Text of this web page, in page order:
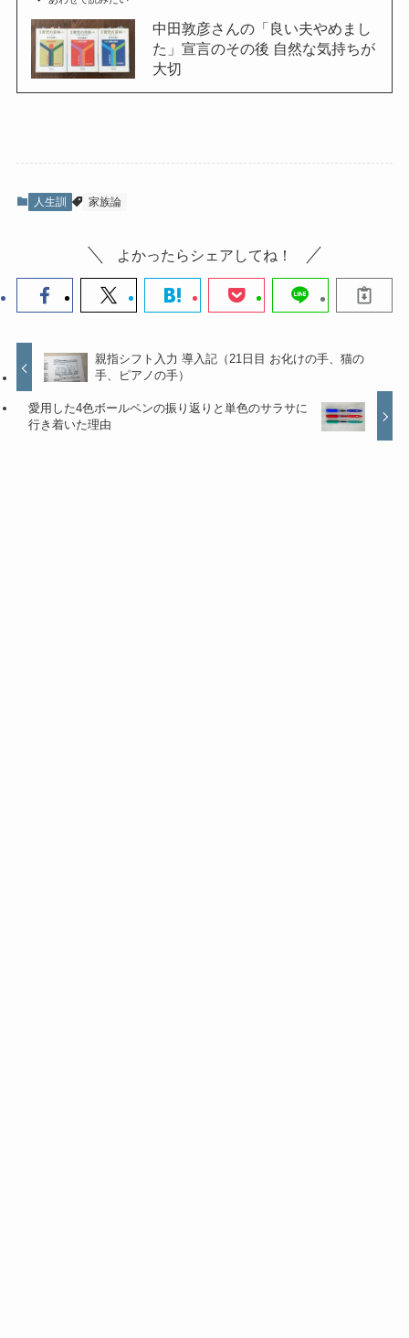
中田敦彦さんの「良い夫やめまし
た」宣言のその後 自然な気持ちが
大切
人生訓 家族論
よかったらシェアしてね！
親指シフト入力 導入記（21日目 お化けの手、猫の
手、ピアノの手）
愛用した4色ボールペンの振り返りと単色のサラサに
行き着いた理由